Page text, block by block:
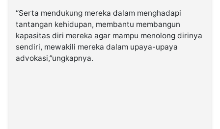
“Serta mendukung mereka dalam menghadapi
tantangan kehidupan, membantu membangun
kapasitas diri mereka agar mampu menolong dirinya
sendiri, mewakili mereka dalam upaya-upaya
advokasi,”ungkapnya.